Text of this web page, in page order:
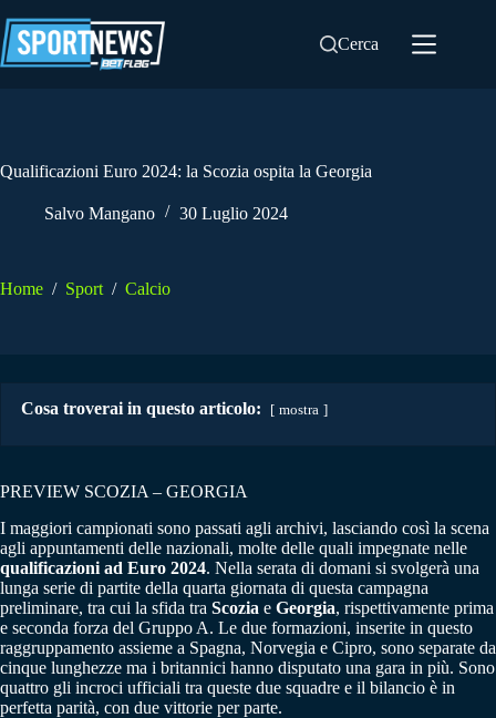
al
contenuto
Cerca
Qualificazioni Euro 2024: la Scozia ospita la Georgia
Salvo Mangano 30 Luglio 2024
Home / Sport / Calcio
Cosa troverai in questo articolo: mostra
PREVIEW SCOZIA – GEORGIA
I maggiori campionati sono passati agli archivi, lasciando così la scena
agli appuntamenti delle nazionali, molte delle quali impegnate nelle
qualificazioni ad Euro 2024. Nella serata di domani si svolgerà una
lunga serie di partite della quarta giornata di questa campagna
preliminare, tra cui la sfida tra Scozia e Georgia, rispettivamente prima
e seconda forza del Gruppo A. Le due formazioni, inserite in questo
raggruppamento assieme a Spagna, Norvegia e Cipro, sono separate da
cinque lunghezze ma i britannici hanno disputato una gara in più. Sono
quattro gli incroci ufficiali tra queste due squadre e il bilancio è in
perfetta parità, con due vittorie per parte.